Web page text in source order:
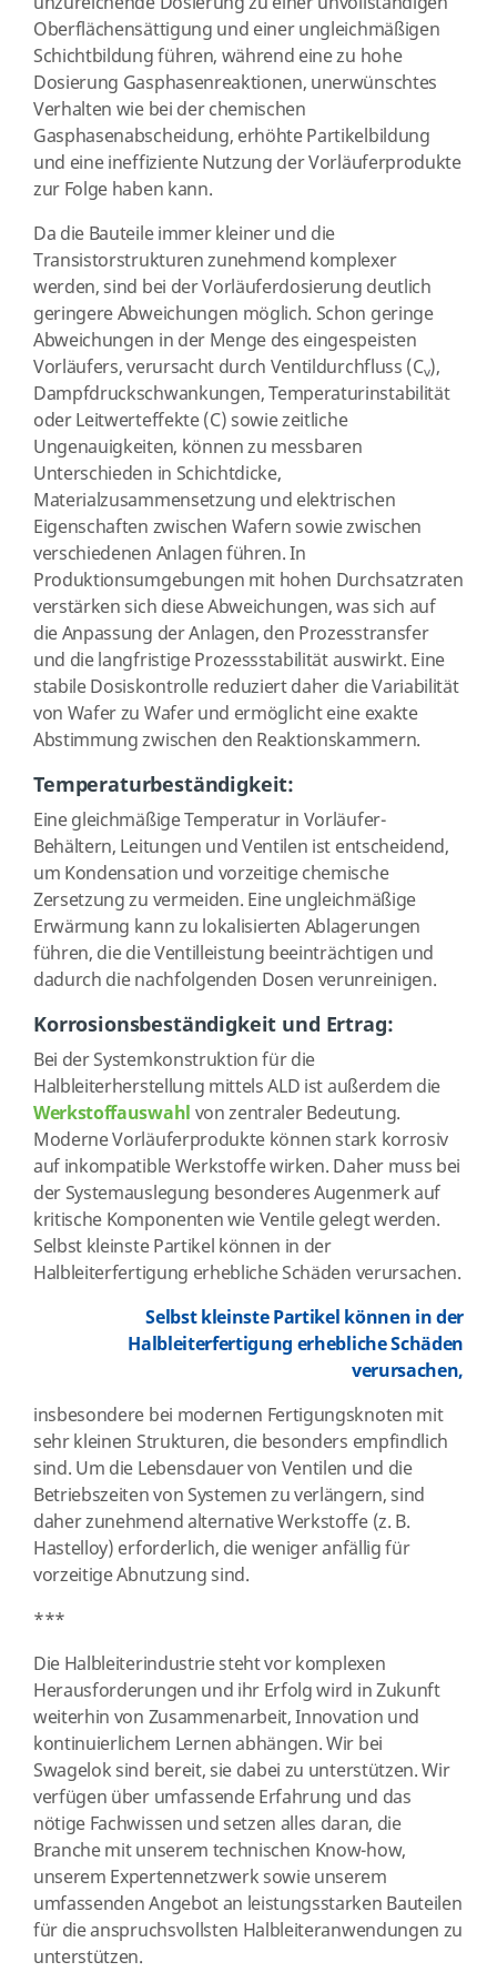
Oberflächensättigung und einer ungleichmäßigen
Schichtbildung führen, während eine zu hohe
Dosierung Gasphasenreaktionen, unerwünschtes
Verhalten wie bei der chemischen
Gasphasenabscheidung, erhöhte Partikelbildung
und eine ineffiziente Nutzung der Vorläuferprodukte
zur Folge haben kann.
Da die Bauteile immer kleiner und die
Transistorstrukturen zunehmend komplexer
werden, sind bei der Vorläuferdosierung deutlich
geringere Abweichungen möglich. Schon geringe
Abweichungen in der Menge des eingespeisten
Vorläufers, verursacht durch Ventildurchfluss (Cv),
Dampfdruckschwankungen, Temperaturinstabilität
oder Leitwerteffekte (C) sowie zeitliche
Ungenauigkeiten, können zu messbaren
Unterschieden in Schichtdicke,
Materialzusammensetzung und elektrischen
Eigenschaften zwischen Wafern sowie zwischen
verschiedenen Anlagen führen. In
Produktionsumgebungen mit hohen Durchsatzraten
verstärken sich diese Abweichungen, was sich auf
die Anpassung der Anlagen, den Prozesstransfer
und die langfristige Prozessstabilität auswirkt. Eine
stabile Dosiskontrolle reduziert daher die Variabilität
von Wafer zu Wafer und ermöglicht eine exakte
Abstimmung zwischen den Reaktionskammern.
Temperaturbeständigkeit:
Eine gleichmäßige Temperatur in Vorläufer-
Behältern, Leitungen und Ventilen ist entscheidend,
um Kondensation und vorzeitige chemische
Zersetzung zu vermeiden. Eine ungleichmäßige
Erwärmung kann zu lokalisierten Ablagerungen
führen, die die Ventilleistung beeinträchtigen und
dadurch die nachfolgenden Dosen verunreinigen.
Korrosionsbeständigkeit und Ertrag:
Bei der Systemkonstruktion für die
Halbleiterherstellung mittels ALD ist außerdem die
Werkstoffauswahl von zentraler Bedeutung.
Moderne Vorläuferprodukte können stark korrosiv
auf inkompatible Werkstoffe wirken. Daher muss bei
der Systemauslegung besonderes Augenmerk auf
kritische Komponenten wie Ventile gelegt werden.
Selbst kleinste Partikel können in der
Halbleiterfertigung erhebliche Schäden verursachen.
Selbst kleinste Partikel können in der
Halbleiterfertigung erhebliche Schäden
verursachen,
insbesondere bei modernen Fertigungsknoten mit
sehr kleinen Strukturen, die besonders empfindlich
sind. Um die Lebensdauer von Ventilen und die
Betriebszeiten von Systemen zu verlängern, sind
daher zunehmend alternative Werkstoffe (z. B.
Hastelloy) erforderlich, die weniger anfällig für
vorzeitige Abnutzung sind.
***
Die Halbleiterindustrie steht vor komplexen
Herausforderungen und ihr Erfolg wird in Zukunft
weiterhin von Zusammenarbeit, Innovation und
kontinuierlichem Lernen abhängen. Wir bei
Swagelok sind bereit, sie dabei zu unterstützen. Wir
verfügen über umfassende Erfahrung und das
nötige Fachwissen und setzen alles daran, die
Branche mit unserem technischen Know-how,
unserem Expertennetzwerk sowie unserem
umfassenden Angebot an leistungsstarken Bauteilen
für die anspruchsvollsten Halbleiteranwendungen zu
unterstützen.